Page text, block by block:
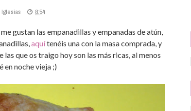
Iglesias 8:54
gustan las empanadillas y empanadas de atún,
aquítenéis una con la masa comprada, y
que os traigo hoy son las más ricas, al menos
en noche vieja ;)